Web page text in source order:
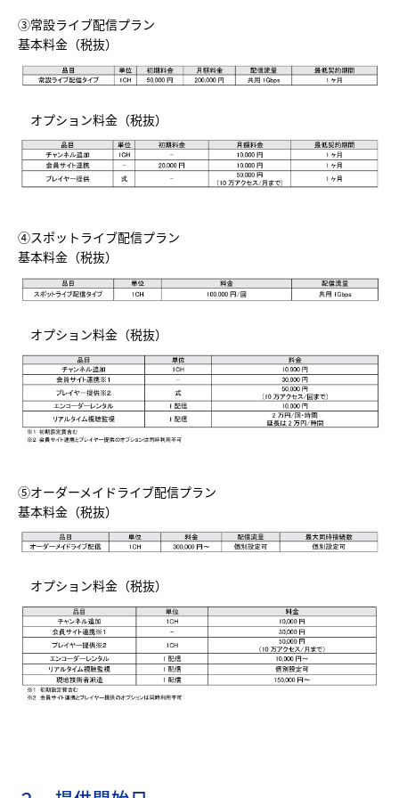
③常設ライブ配信プラン
基本料金（税抜）
オプション料金（税抜）
④スポットライブ配信プラン
基本料金（税抜）
オプション料金（税抜）
⑤オーダーメイドライブ配信プラン
基本料金（税抜）
オプション料金（税抜）